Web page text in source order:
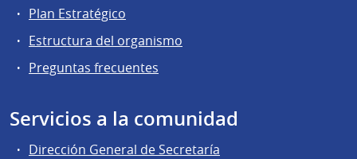
Plan Estratégico
Estructura del organismo
Preguntas frecuentes
Servicios a la comunidad
Dirección General de Secretaría